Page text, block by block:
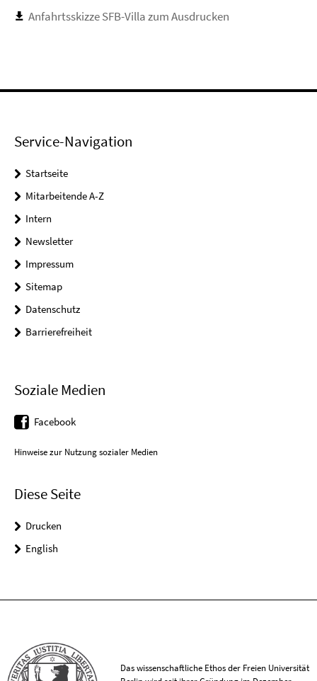
Anfahrtsskizze SFB-Villa zum Ausdrucken
Service-Navigation
Startseite
Mitarbeitende A-Z
Intern
Newsletter
Impressum
Sitemap
Datenschutz
Barrierefreiheit
Soziale Medien
Facebook
Hinweise zur Nutzung sozialer Medien
Diese Seite
Drucken
English
Das wissenschaftliche Ethos der Freien Universität